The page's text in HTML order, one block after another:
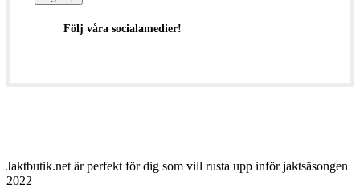
Följ våra socialamedier!
Jaktbutik.net är perfekt för dig som vill rusta upp inför jaktsäsongen
2022